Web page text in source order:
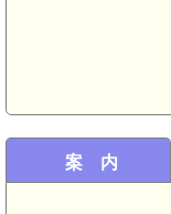
案 内